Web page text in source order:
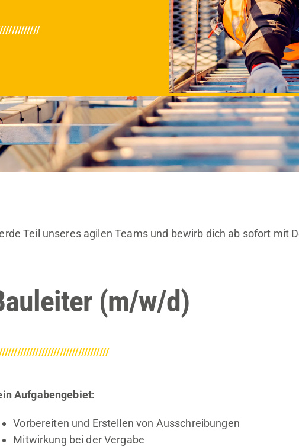
Teil unseres agilen Teams und bewirb dich ab sofort mit
(m/w/d)
Aufgabengebiet:
Vorbereiten und Erstellen von Ausschreibungen
Mitwirkung bei der Vergabe